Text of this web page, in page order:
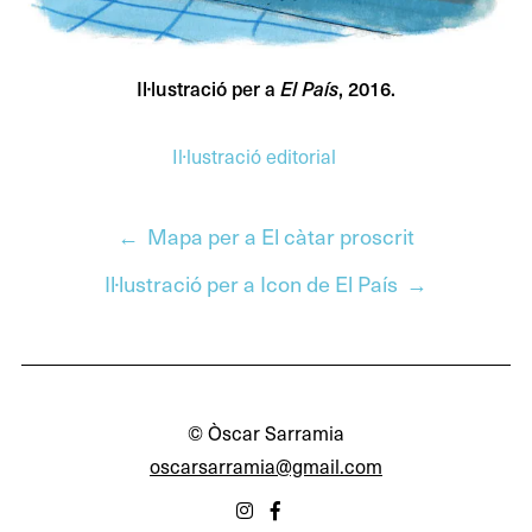
Il·lustració per a El País, 2016.
Il·lustració editorial
d'entrades
Previous
Mapa per a El càtar proscrit
Next
Il·lustració per a Icon de El País
© Òscar Sarramia
oscarsarramia@gmail.com